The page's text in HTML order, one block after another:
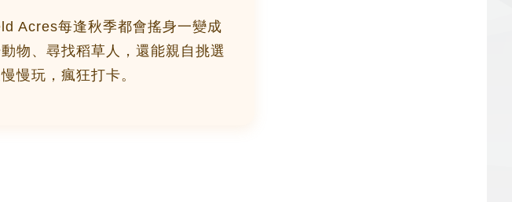
Acres每逢秋季都會搖身一變成
物、尋找稻草人，還能親自挑選
慢玩，瘋狂打卡。